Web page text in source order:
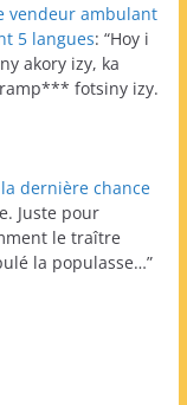
vendeur ambulant
5 langues: “Hoy i
akory izy, ka
fotsiny izy.
dernière chance
Juste pour
le traître
la populasse…”